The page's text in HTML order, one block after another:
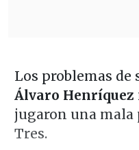
Los problemas de
Álvaro Henríquez
jugaron una mala
Tres.